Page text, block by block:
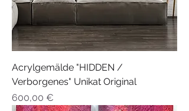
Acrylgemälde "HIDDEN /
Verborgenes" Unikat Original
Preis
600,00 €